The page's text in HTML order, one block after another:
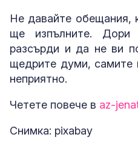
Не давайте обещания,
ще изпълните.
разсърди и да не ви
щедрите думи, самите
неприятно.
Четете повече в az-
Снимка: pixabay